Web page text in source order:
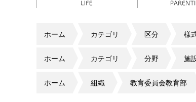
ホーム カテゴリ 区分 様
ホーム カテゴリ 分野 施
ホーム 組織 教育委員会教育部